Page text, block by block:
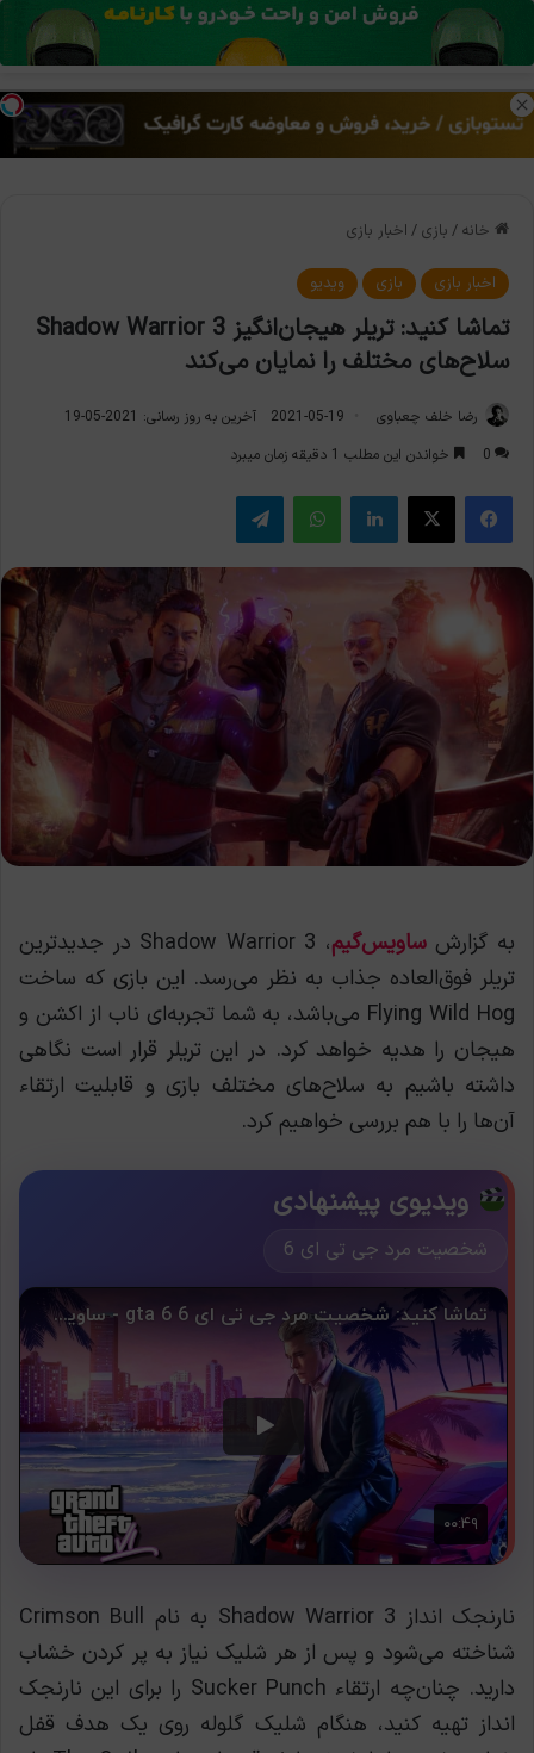
منو
خانه / بازی / اخبار بازی
اخبار بازی بازی ویدیو
تماشا کنید: تریلر هیجان‌انگیز Shadow Warrior 3
سلاح‌های مختلف را نمایان می‌کند
رضا خلف چعباوی 2021-05-19
آخرین به روز رسانی: 2021-05-19
0
خواندن این مطلب 1 دقیقه زمان میبرد
فیس بوک X لینکدین واتس آپ تلگرام
به گزارشساویس‌گیم
، Shadow Warrior 3 در جدیدترین
تریلر فوق‌العاده جذاب به نظر می‌رسد. این بازی که ساخت
Flying Wild Hog می‌باشد، به شما تجربه‌ای ناب از اکشن و
هیجان را هدیه خواهد کرد. در این تریلر قرار است نگاهی
داشته باشیم به سلاح‌های مختلف بازی و قابلیت ارتقاء
آن‌ها را با هم بررسی خواهیم کرد.
ویدیوی پیشنهادی
شخصیت مرد جی تی ای 6
نارنجک انداز Shadow Warrior 3 به نام Crimson Bull
شناخته می‌شود و پس از هر شلیک نیاز به پر کردن خشاب
دارید. چنان‌چه ارتقاء Sucker Punch را برای این نارنجک
انداز تهیه کنید، هنگام شلیک گلوله روی یک هدف قفل